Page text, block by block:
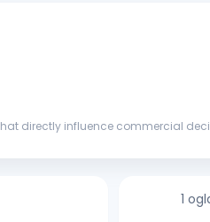
directly influence commercial
1